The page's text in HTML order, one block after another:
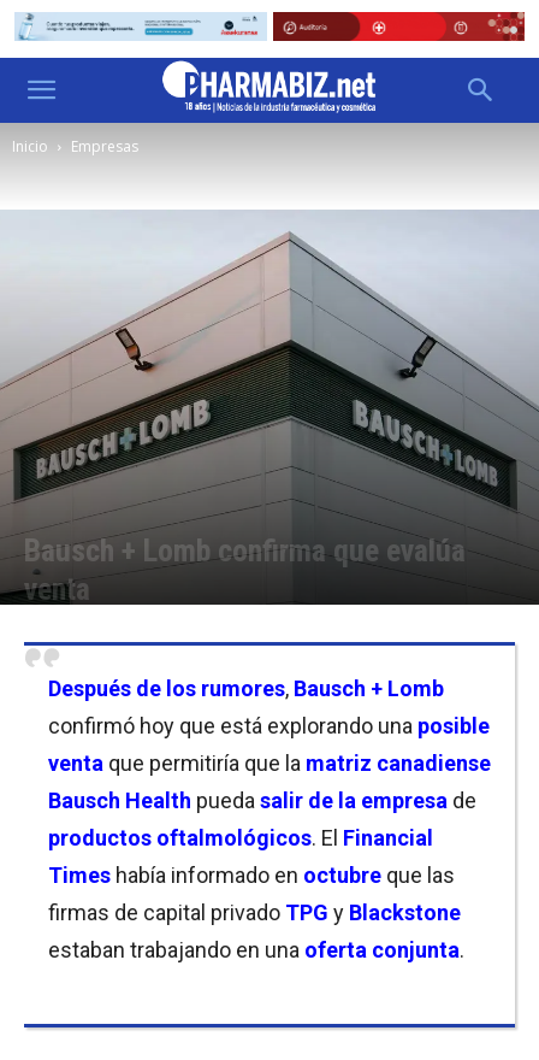
Inicio Empresas
Bausch + Lomb confirma que evalúa
venta
Después de los rumores, Bausch + Lomb
confirmó hoy que está explorando una posible
venta que permitiría que la matriz canadiense
Bausch Health pueda salir de la empresa de
productos oftalmológicos. El Financial
Times había informado en octubre que las
firmas de capital privado TPG y Blackstone
estaban trabajando en una oferta conjunta.